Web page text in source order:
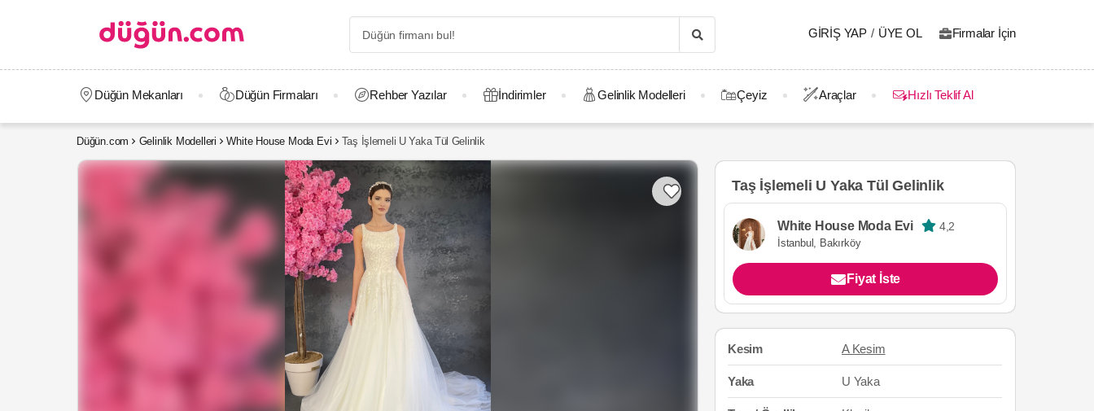
GIRIŞ YAP / ÜYE OL Firmalar İçin
Düğün Mekanları Düğün Firmaları Rehber Yazılar İndirimler Gelinlik Modelleri Çeyiz Araçlar Hızlı Teklif Al
Düğün.com Gelinlik Modelleri White House Moda Evi Taş İşlemeli U Yaka Tül Gelinlik
Taş İşlemeli U Yaka Tül Gelinlik
White House Moda Evi 4,2
İstanbul, Bakırköy
Fiyat İste
Kesim A Kesim
Yaka U Yaka